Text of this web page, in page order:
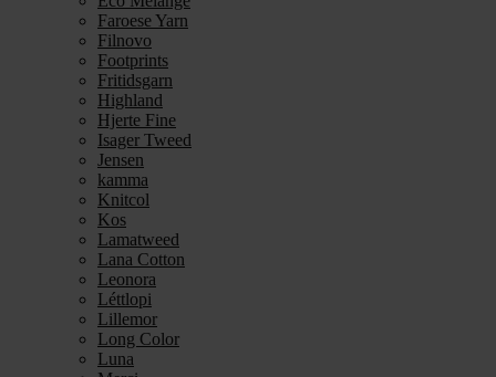
Faroese Yarn
Filnovo
Footprints
Fritidsgarn
Highland
Hjerte Fine
Isager Tweed
Jensen
kamma
Knitcol
Kos
Lamatweed
Lana Cotton
Leonora
Léttlopi
Lillemor
Long Color
Luna